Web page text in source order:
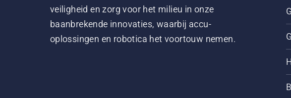
veiligheid en zorg voor het milieu in onze
baanbrekende innovaties, waarbij accu-
oplossingen en robotica het voortouw nemen.